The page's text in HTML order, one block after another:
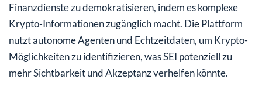
Finanzdienste zu demokratisieren, indem es komplexe
Krypto-Informationen zugänglich macht. Die Plattform
nutzt autonome Agenten und Echtzeitdaten, um Krypto-
Möglichkeiten zu identifizieren, was SEI potenziell zu
mehr Sichtbarkeit und Akzeptanz verhelfen könnte.